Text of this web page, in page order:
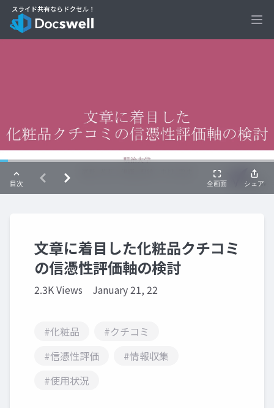
文章に着目した化粧品クチコミ
の信憑性評価軸の検討
2.3K Views January 21, 22
#化粧品
#クチコミ
#信憑性評価
#情報収集
#使用状況